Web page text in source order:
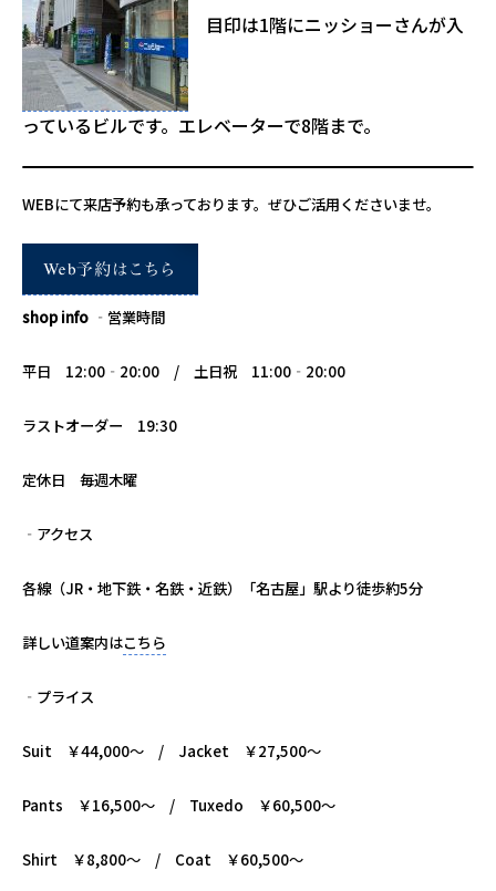
目印は1階にニッショーさんが入
っているビルです。エレベーターで8階まで。
WEBにて来店予約も承っております。ぜひご活用くださいませ。
shop info ‐営業時間
平日 12:00‐20:00 / 土日祝 11:00‐20:00
ラストオーダー 19:30
定休日 毎週木曜
‐アクセス
各線（JR・地下鉄・名鉄・近鉄）「名古屋」駅より徒歩約5分
詳しい道案内はこちら
‐プライス
Suit ￥44,000～ / Jacket ￥27,500～
Pants ￥16,500～ / Tuxedo ￥60,500～
Shirt ￥8,800～ / Coat ￥60,500～